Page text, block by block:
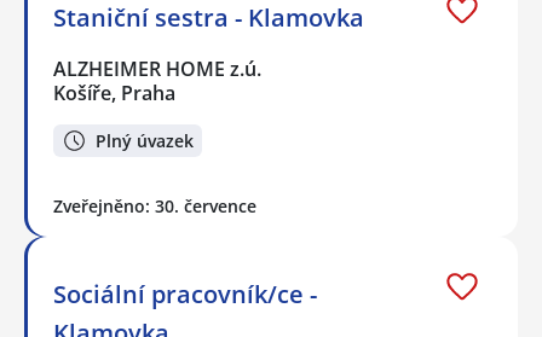
Staniční sestra - Klamovka
ALZHEIMER HOME z.ú.
Košíře, Praha
Plný úvazek
Zveřejněno: 30. července
Sociální pracovník/ce -